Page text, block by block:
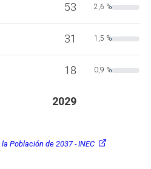
53 2,6 %
31 1,5 %
18 0,9 %
2029
Población de 2037 - INEC